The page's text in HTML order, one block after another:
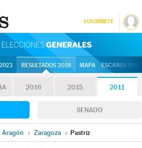
SUSCRÍBETE
RESULTADOS 2019 MAPA ESCAÑOS
2016 2015 2011
SENADO
Aragón » Zaragoza » Pastriz